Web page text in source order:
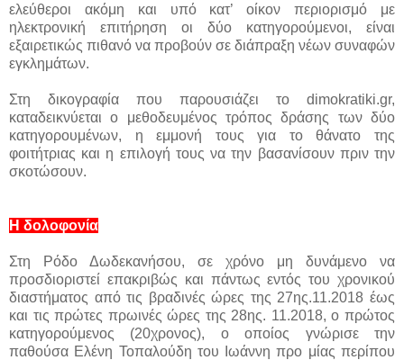
ελεύθεροι ακόμη και υπό κατ’ οίκον περιορισμό με
ηλεκτρονική επιτήρηση οι δύο κατηγορούμενοι, είναι
εξαιρετικώς πιθανό να προβούν σε διάπραξη νέων συναφών
εγκλημάτων.
Στη δικογραφία που παρουσιάζει το dimokratiki.gr,
καταδεικνύεται ο μεθοδευμένος τρόπος δράσης των δύο
κατηγορουμένων, η εμμονή τους για το θάνατο της
φοιτήτριας και η επιλογή τους να την βασανίσουν πριν την
σκοτώσουν.
Η δολοφονία
Στη Ρόδο Δωδεκανήσου, σε χρόνο μη δυνάμενο να
προσδιοριστεί επακριβώς και πάντως εντός του χρονικού
διαστήματος από τις βραδινές ώρες της 27ης.11.2018 έως
και τις πρώτες πρωινές ώρες της 28ης. 11.2018, ο πρώτος
κατηγορούμενος (20χρονος), ο οποίος γνώρισε την
παθούσα Ελένη Τοπαλούδη του Ιωάννη προ μίας περίπου